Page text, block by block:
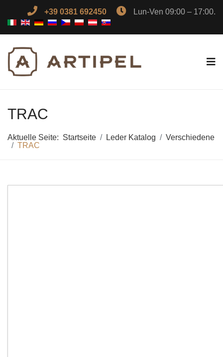
+39 0381 692450 Lun-Ven 09:00 – 17:00.
TRAC
Aktuelle Seite: Startseite Leder Katalog
Verschiedene
TRAC